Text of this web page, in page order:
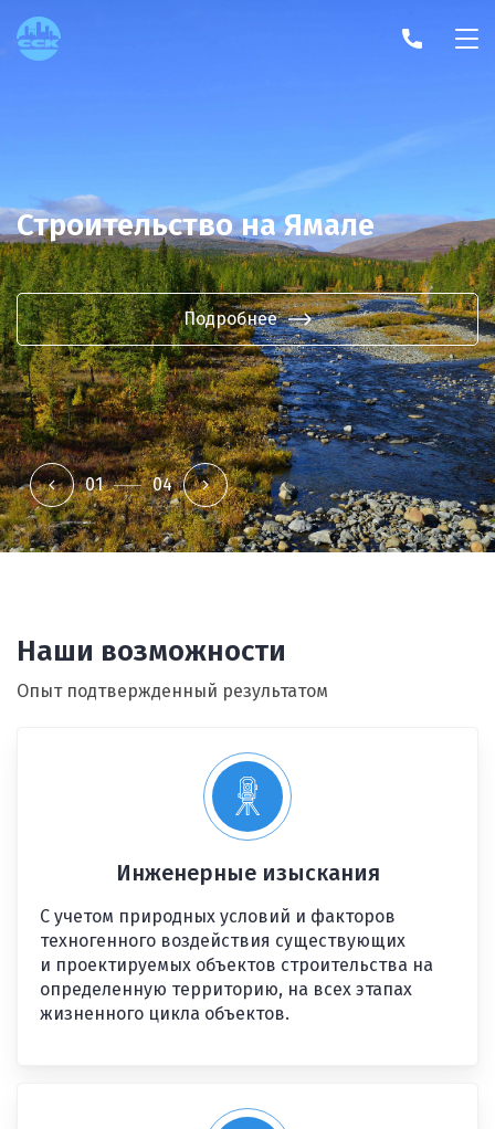
Строительство на Ямале
Подробнее
01 04
Наши возможности
Опыт подтвержденный результатом
Инженерные изыскания
С учетом природных условий и факторов
техногенного воздействия существующих
и проектируемых объектов строительства на
определенную территорию, на всех этапах
жизненного цикла объектов.